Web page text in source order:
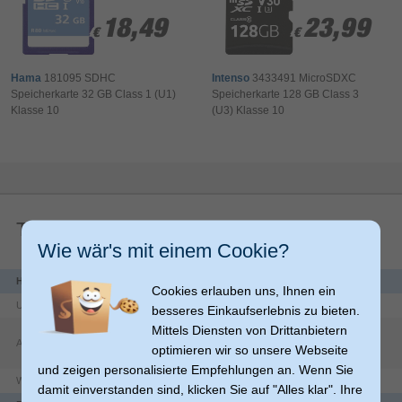
€ 18,49
€ 18,49
Hama 181095 SDHC
Speicherkarte 32 GB Class 1 (U1)
Klasse 10
€ 23,99
€ 23,99
Intenso 3433491 MicroSDXC
Speicherkarte 128 GB Class 3
(U3) Klasse 10
Techn. Details
Herstellerdaten
Unternehmen Intenso International GmbH
Adresse
Gutenbergstraße 2
DE
Website https://www.intenso.de/impressum/
Wie wär's mit einem Cookie?
Cookies erlauben uns, Ihnen ein
besseres Einkaufserlebnis zu bieten.
Mittels Diensten von Drittanbietern
optimieren wir so unsere Webseite
und zeigen personalisierte Empfehlungen an. Wenn Sie
damit einverstanden sind, klicken Sie auf "Alles klar". Ihre